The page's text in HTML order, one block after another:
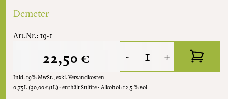
Demeter
Art.Nr.: 19-1
22,50 €
Inkl. 19% MwSt.,exkl.Versandkosten
- +
0,75L (30,00 €/1L) enthält Sulfite Alkohol:12,5 % vol